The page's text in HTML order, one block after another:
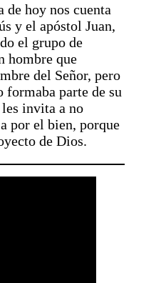
hoy nos cuenta
y el apóstol Juan,
el grupo de
hombre que
del Señor, pero
parte de su
les invita a no
por el bien, porque
de Dios.